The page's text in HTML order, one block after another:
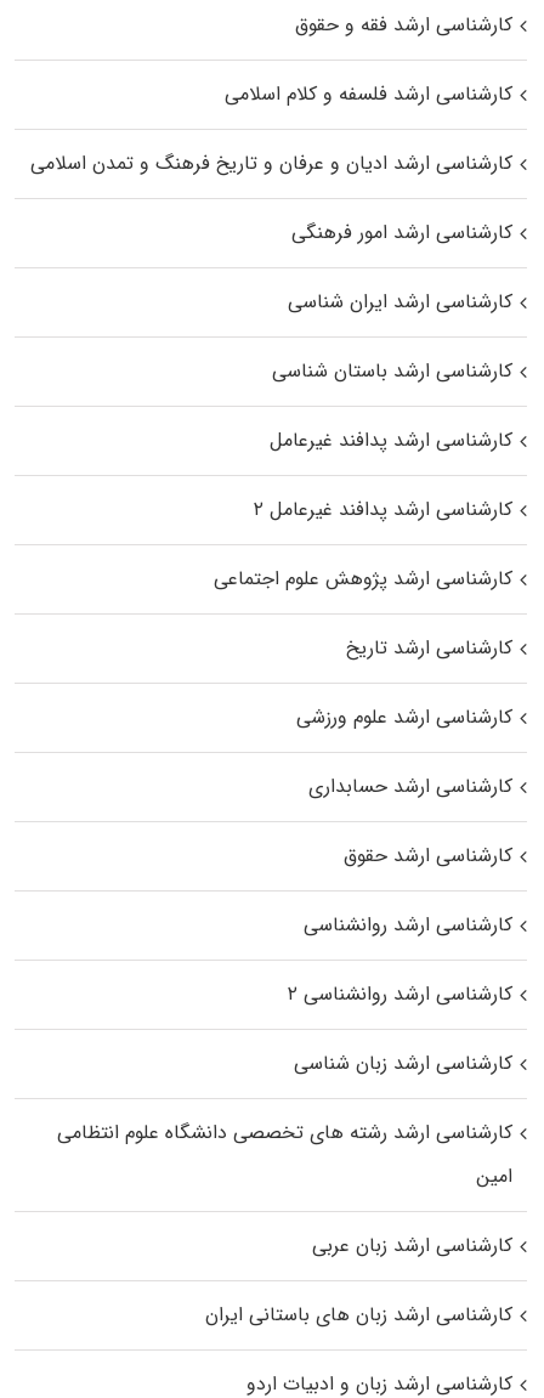
کارشناسی ارشد فقه و حقوق
کارشناسی ارشد فلسفه و کلام اسلامی
کارشناسی ارشد ادیان و عرفان و تاریخ فرهنگ و تمدن اسلامی
کارشناسی ارشد امور فرهنگی
کارشناسی ارشد ایران شناسی
کارشناسی ارشد باستان شناسی
کارشناسی ارشد پدافند غیرعامل
کارشناسی ارشد پدافند غیرعامل ۲
کارشناسی ارشد پژوهش علوم اجتماعی
کارشناسی ارشد تاریخ
کارشناسی ارشد علوم ورزشی
کارشناسی ارشد حسابداری
کارشناسی ارشد حقوق
کارشناسی ارشد روانشناسی
کارشناسی ارشد روانشناسی ۲
کارشناسی ارشد زبان شناسی
کارشناسی ارشد رﺷﺘﻪ ﻫﺎی تخصصی داﻧﺸﮕﺎه ﻋﻠﻮم انتظامی
اﻣﻴﻦ
کارشناسی ارشد زبان عربی
کارشناسی ارشد زبان‌ های باستانی ایران
کارشناسی ارشد زبان و ادبیات اردو